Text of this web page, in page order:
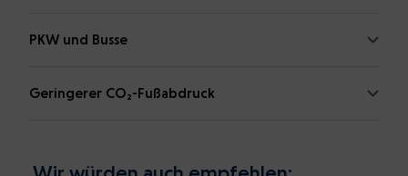
PKW und Busse
Geringerer CO₂-Fußabdruck